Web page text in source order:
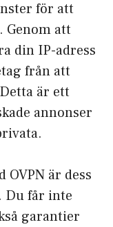
för att
Genom att
din IP-adress
från att
är ett
annonser
OVPN är dess
Du får inte
garantier